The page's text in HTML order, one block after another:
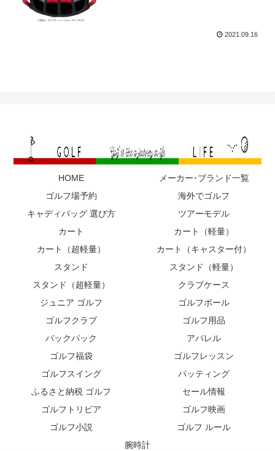
2021.09.16
HOME
メーカー･ブランド一覧
ゴルフ場予約
海外でゴルフ
キャディバッグ 選び方
ツアーモデル
カート
カート（軽量）
カート（超軽量）
カート（キャスター付）
スタンド
スタンド（軽量）
スタンド（超軽量）
クラブケース
ジュニア ゴルフ
ゴルフボール
ゴルフクラブ
ゴルフ用品
バックパック
アパレル
ゴルフ福袋
ゴルフレッスン
ゴルフスイング
パッティング
ふるさと納税 ゴルフ
セール情報
ゴルフトリビア
ゴルフ映画
ゴルフ小説
ゴルフ ルール
腕時計